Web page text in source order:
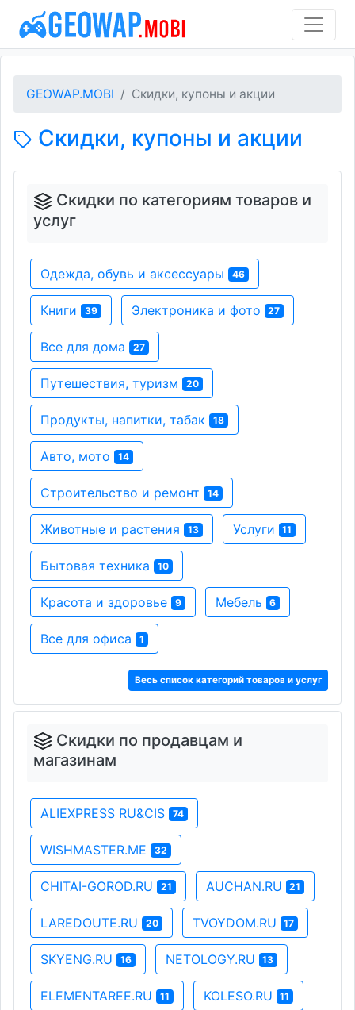
GEOWAP.MOBI Скидки, купоны и акции
Скидки, купоны и акции
Скидки по категориям товаров и
услуг
Одежда, обувь и аксессуары 46
Книги 39 Электроника и фото 27
Все для дома 27
Путешествия, туризм 20
Продукты, напитки, табак 18
Авто, мото 14
Строительство и ремонт 14
Животные и растения 13 Услуги 11
Бытовая техника 10
Красота и здоровье 9 Мебель 6
Все для офиса 1
Весь список категорий товаров и услуг
Скидки по продавцам и
магазинам
ALIEXPRESS RU&CIS 74
WISHMASTER.ME 32
CHITAI-GOROD.RU 21 AUCHAN.RU 21
LAREDOUTE.RU 20 TVOYDOM.RU 17
SKYENG.RU 16 NETOLOGY.RU 13
ELEMENTAREE.RU 11 KOLESO.RU 11